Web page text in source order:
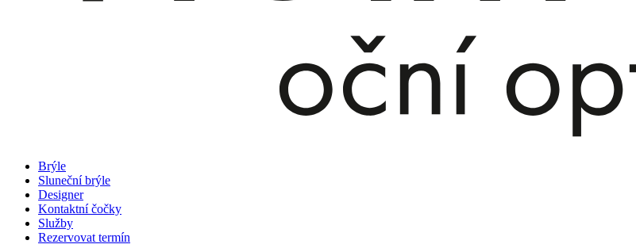
Brýle
Sluneční brýle
Designer
Kontaktní čočky
Služby
Rezervovat termín